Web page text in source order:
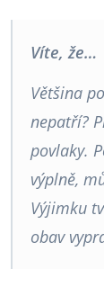
Víte, že…
Většina
nepatří?
povlaky.
výplně,
Výjimku
obav